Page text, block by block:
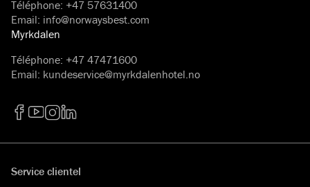
Téléphone: +47 57631400
Email: info@norwaysbest.com
Myrkdalen
Téléphone: +47 47471600
Email: kundeservice@myrkdalenhotel.no
Service clientel